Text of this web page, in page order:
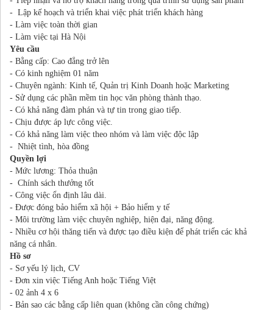
- Lập kế hoạch và triển khai việc phát triển khách hàng
- Làm việc toàn thời gian
- Làm việc tại Hà Nội
Yêu cầu
- Bằng cấp: Cao đẳng trở lên
- Có kinh nghiệm 01 năm
- Chuyên ngành: Kinh tế, Quản trị Kinh Doanh hoặc Marketing
- Sử dụng các phần mềm tin học văn phòng thành thạo.
- Có khả năng đàm phán và tự tin trong giao tiếp.
- Chịu được áp lực công việc.
- Có khả năng làm việc theo nhóm và làm việc độc lập
- Nhiệt tình, hòa đồng
Quyền lợi
- Mức lương: Thỏa thuận
- Chính sách thưởng tốt
- Công việc ổn định lâu dài.
- Được đóng bảo hiểm xã hội + Bảo hiểm y tế
- Môi trường làm việc chuyên nghiệp, hiện đại, năng động.
- Nhiều cơ hội thăng tiến và được tạo điều kiện để phát triển các khả
năng cá nhân.
Hồ sơ
- Sơ yếu lý lịch, CV
- Đơn xin việc Tiếng Anh hoặc Tiếng Việt
- 02 ảnh 4 x 6
- Bản sao các bằng cấp liên quan (không cần công chứng)